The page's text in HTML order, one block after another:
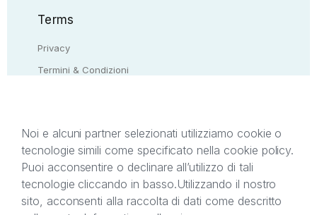
Terms
Privacy
Termini & Condizioni
Il presente sito web è di proprietà di StreetLib S.r.l.
titolare di tutti i diritti di proprietà intellettuale
afferenti ai marchi, loghi e segni distintivi presenti
Noi e alcuni partner selezionati utilizziamo cookie o
tecnologie simili come specificato nella cookie policy.
Puoi acconsentire o declinare all’utilizzo di tali
tecnologie cliccando in basso.Utilizzando il nostro
sito, acconsenti alla raccolta di dati come descritto